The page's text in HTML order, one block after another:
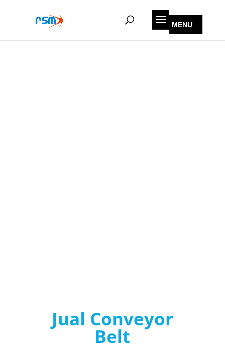
Jual Conveyor
Belt